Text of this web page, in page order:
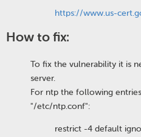
https://www.us-
How to fix:
To fix the vulnerability it is
server.
For ntp the following
"/etc/ntp.conf":
restrict -4 default